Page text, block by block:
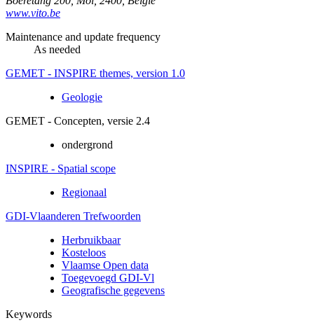
www.vito.be
Maintenance and update frequency
As needed
GEMET - INSPIRE themes, version 1.0
Geologie
GEMET - Concepten, versie 2.4
ondergrond
INSPIRE - Spatial scope
Regionaal
GDI-Vlaanderen Trefwoorden
Herbruikbaar
Kosteloos
Vlaamse Open data
Toegevoegd GDI-Vl
Geografische gegevens
Keywords